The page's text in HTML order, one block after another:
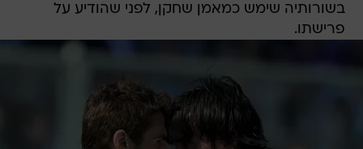
בשורותיה שימש כמאמן שחקן, לפני שהודיע על
פרישתו.